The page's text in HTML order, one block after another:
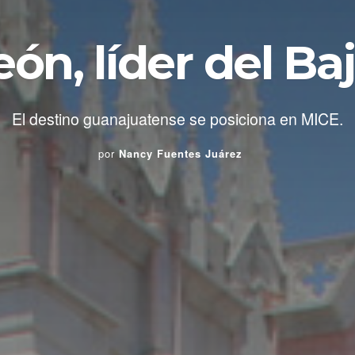
líder del
El destino guanajuatense se posiciona en MICE.
por Nancy Fuentes Juárez